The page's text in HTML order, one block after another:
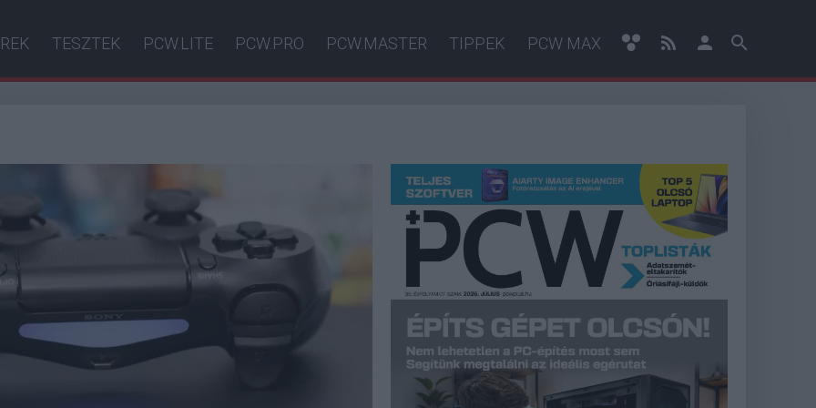
TESZTEK PCW.LITE PCW.PRO PCW.MASTER TIPPEK PCW MAX